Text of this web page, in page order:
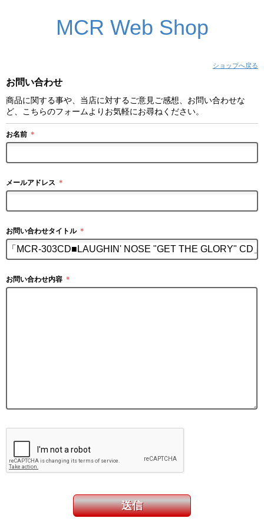
MCR Web Shop
ショップへ戻る
お問い合わせ
商品に関する事や、当店に対するご意見ご感想、お問い合わせな
ど、こちらのフォームよりお気軽にお尋ねください。
お名前 ＊
メールアドレス ＊
お問い合わせタイトル ＊
お問い合わせ内容 ＊